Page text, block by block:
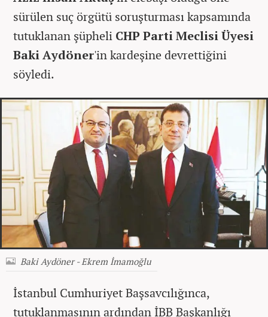
sürülen suç örgütü soruşturması kapsamında
tutuklanan şüpheli CHP Parti Meclisi Üyesi
Baki Aydöner'in kardeşine devrettiğini
söyledi.
Baki Aydöner - Ekrem İmamoğlu
İstanbul Cumhuriyet Başsavcılığınca,
tutuklanmasının ardından İBB Başkanlığı